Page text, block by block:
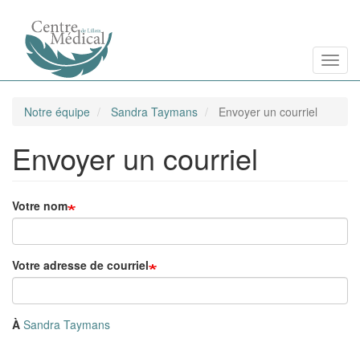
contenu
Notre équipe Sandra Taymans Envoyer un courriel
Envoyer un courriel
Votre nom
Votre adresse de courriel
À Sandra Taymans